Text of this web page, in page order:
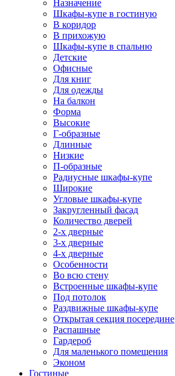
Назначение
Шкафы-купе в гостиную
В коридор
В прихожую
Шкафы-купе в спальню
Детские
Офисные
Для книг
Для одежды
На балкон
Форма
Высокие
Г-образные
Длинные
Низкие
П-образные
Радиусные шкафы-купе
Широкие
Угловые шкафы-купе
Закругленный фасад
Количество дверей
2-х дверные
3-х дверные
4-х дверные
Особенности
Во всю стену
Встроенные шкафы-купе
Под потолок
Раздвижные шкафы-купе
Открытая секция посередине
Распашные
Гардероб
Для маленького помещения
Эконом
Гостиные